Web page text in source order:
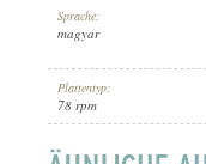
Sprache:
magyar
Plattentyp:
78 rpm